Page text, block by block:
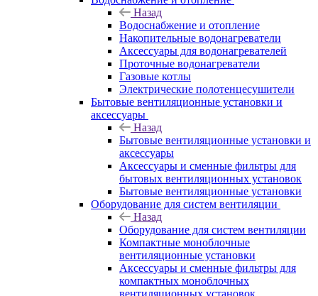
Назад
Водоснабжение и отопление
Накопительные водонагреватели
Аксессуары для водонагревателей
Проточные водонагреватели
Газовые котлы
Электрические полотенцесушители
Бытовые вентиляционные установки и
аксессуары
Назад
Бытовые вентиляционные установки и
аксессуары
Аксессуары и сменные фильтры для
бытовых вентиляционных установок
Бытовые вентиляционные установки
Оборудование для систем вентиляции
Назад
Оборудование для систем вентиляции
Компактные моноблочные
вентиляционные установки
Аксессуары и сменные фильтры для
компактных моноблочных
вентиляционных установок